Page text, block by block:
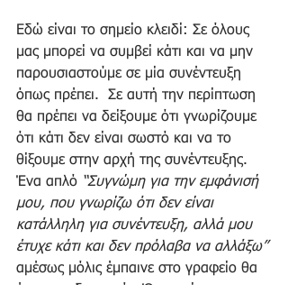
Εδώ είναι το σημείο κλειδί: Σε όλους
μας μπορεί να συμβεί κάτι και να μην
παρουσιαστούμε σε μία συνέντευξη
όπως πρέπει.  Σε αυτή την περίπτωση
θα πρέπει να δείξουμε ότι γνωρίζουμε
ότι κάτι δεν είναι σωστό και να το
θίξουμε στην αρχή της συνέντευξης.
Ένα απλό “Συγνώμη για την εμφάνισή
μου, που γνωρίζω ότι δεν είναι
κατάλληλη για συνέντευξη, αλλά μου
έτυχε κάτι και δεν πρόλαβα να αλλάξω”
αμέσως μόλις έμπαινε στο γραφείο θα